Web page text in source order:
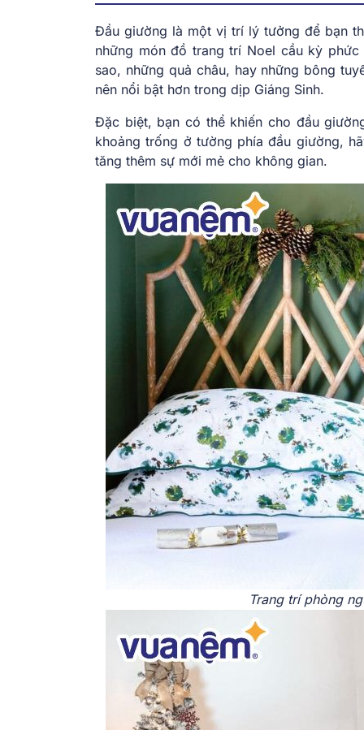
Đầu giường là một vị trí lý tưởng để bạn
những món đồ trang trí Noel cầu kỳ
sao, những quả châu, hay những bông
nên nổi bật hơn trong dịp Giáng Sinh.
Đặc biệt, bạn có thể khiến cho đầu
khoảng trống ở tường phía đầu giường,
tăng thêm sự mới mẻ cho không gian.
Trang trí phòng